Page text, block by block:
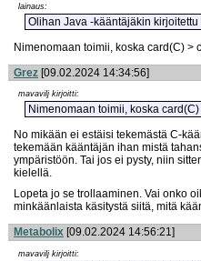
lainaus:
Olihan Java -kääntäjäkin
Nimenomaan toimii, koska card(C) >
Grez [09.02.2024 14:34:56]
mavavilj kirjoitti:
Nimenomaan toimii, koska
No mikään ei estäisi tekemästä C-
tekemään kääntäjän ihan mistä
ympäristöön. Tai jos ei pysty, niin
kielellä.
Lopeta jo se trollaaminen. Vai onko
minkäänlaista käsitystä siitä, mitä
Metabolix [09.02.2024 14:56:21]
mavavilj kirjoitti: